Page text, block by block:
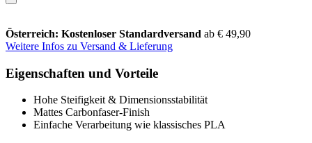
Österreich: Kostenloser Standardversand ab € 49,90
Weitere Infos zu Versand & Lieferung
Eigenschaften und Vorteile
Hohe Steifigkeit & Dimensionsstabilität
Mattes Carbonfaser-Finish
Einfache Verarbeitung wie klassisches PLA